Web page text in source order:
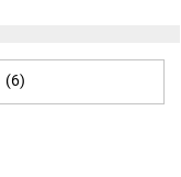
(6)